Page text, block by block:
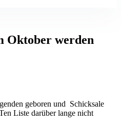
Oktober werden
geboren und Schicksale
Liste darüber lange nicht